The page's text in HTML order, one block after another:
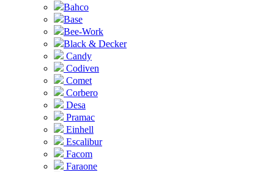
Bahco
Base
Bee-Work
Black & Decker
Candy
Codiven
Comet
Corbero
Desa
Pramac
Einhell
Escalibur
Facom
Faraone